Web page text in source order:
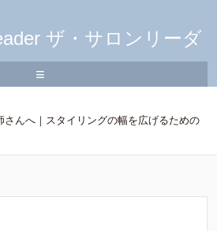
≡
さんへ｜スタイリングの幅を広げるための